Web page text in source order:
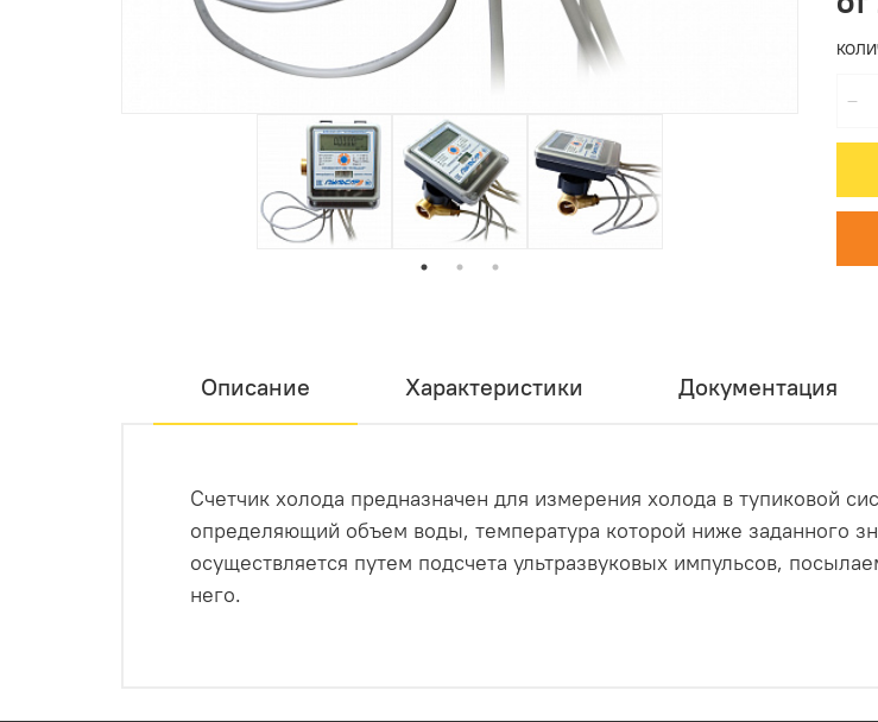
Описание Характеристики Документация
Счетчик холода предназначен для измерения холода в тупиковой
определяющий объем воды, температура которой ниже заданного
осуществляется путем подсчета ультразвуковых импульсов,
него.